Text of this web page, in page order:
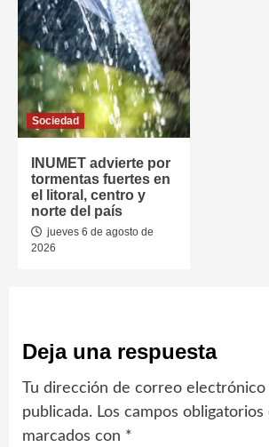
Sociedad
INUMET advierte por
tormentas fuertes en
el litoral, centro y
norte del país
jueves 6 de agosto de
2026
Deja una respuesta
Tu dirección de correo electrónico
publicada. Los campos obligatorios
marcados con *